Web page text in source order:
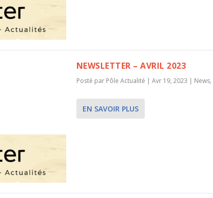
NEWSLETTER – AVRIL 2023
Posté par Pôle Actualité | Avr 19, 2023 | News,
EN SAVOIR PLUS